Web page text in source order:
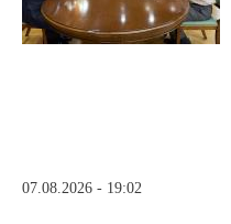
07.08.2026 - 19:02